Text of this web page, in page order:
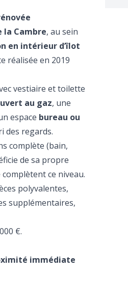
la Cambre, au sein
en intérieur d’îlot
réalisée en 2019
vestiaire et toilette
au gaz, une
espace bureau ou
des regards.
complète (bain,
de sa propre
ce niveau.
polyvalentes,
supplémentaires,
€.
immédiate